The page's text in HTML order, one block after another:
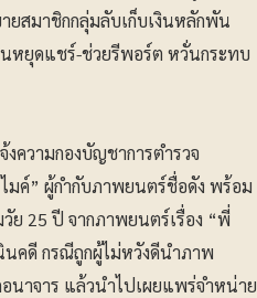
สมาชิกกลุ่มลับเก็บเงินหลักพัน
หยุดแชร์-ช่วยรีพอร์ต หวั่นกระทบ
ความกองบัญชาการตำรวจ
ค์” ผู้กำกับภาพยนตร์ชื่อดัง พร้อม
25 ปี จากภาพยนตร์เรื่อง “พี่
คดี กรณีถูกผู้ไม่หวังดีนำภาพ
นาจาร แล้วนำไปเผยแพร่จำหน่าย